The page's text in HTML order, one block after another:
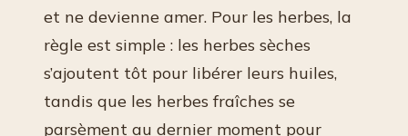
et ne devienne amer. Pour les herbes, la
règle est simple : les herbes sèches
s’ajoutent tôt pour libérer leurs huiles,
tandis que les herbes fraîches se
parsèment au dernier moment pour